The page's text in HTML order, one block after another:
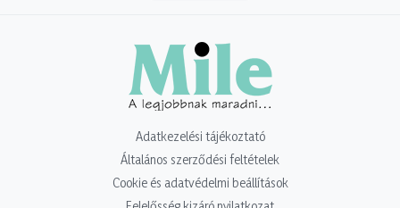
Adatkezelési tájékoztató
Általános szerződési feltételek
Cookie és adatvédelmi beállítások